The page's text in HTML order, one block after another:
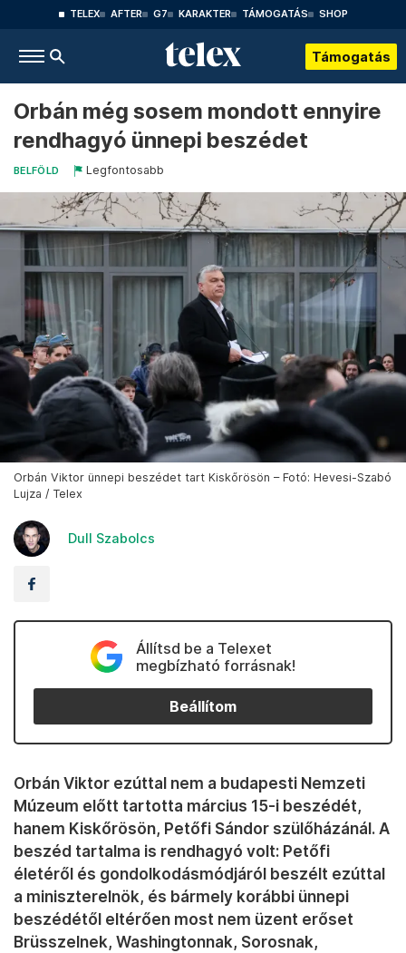
TELEX AFTER G7 KARAKTER TÁMOGATÁS SHOP
Támogatás
Orbán még sosem mondott ennyire
rendhagyó ünnepi beszédet
BELFÖLD Legfontosabb
Orbán Viktor ünnepi beszédet tart Kiskőrösön – Fotó: Hevesi-Szabó
Lujza / Telex
Dull Szabolcs
Állítsd be a Telexet
megbízható forrásnak!
Beállítom
Orbán Viktor ezúttal nem a budapesti Nemzeti
Múzeum előtt tartotta március 15-i beszédét,
hanem Kiskőrösön, Petőfi Sándor szülőházánál. A
beszéd tartalma is rendhagyó volt: Petőfi
életéről és gondolkodásmódjáról beszélt ezúttal
a miniszterelnök, és bármely korábbi ünnepi
beszédétől eltérően most nem üzent erőset
Brüsszelnek, Washingtonnak, Sorosnak,